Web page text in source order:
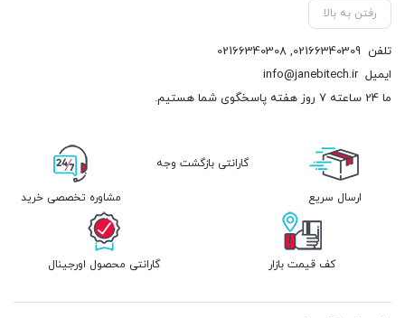
رفتن به بالا
تلفن 02166340309
,
02166340308
ایمیلinfo@janebitech.ir
ما 24 ساعته 7 روز هفته پاسخگوی شما هستیم.
ارسال سریع
گارانتی بازگشت وجه
مشاوره تخصصی خرید
کف قیمت بازار گارانتی محصول اورجینال